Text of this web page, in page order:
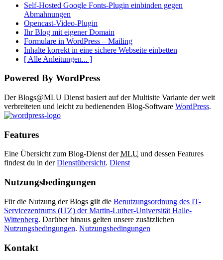
Self-Hosted Google Fonts-Plugin einbinden gegen
Abmahnungen
Opencast-Video-Plugin
Ihr Blog mit eigener Domain
Formulare in WordPress – Mailing
Inhalte korrekt in eine sichere Webseite einbetten
[ Alle Anleitungen... ]
Powered By WordPress
Der Blogs@MLU Dienst basiert auf der Multisite Variante der weit
verbreiteten und leicht zu bedienenden Blog-Software WordPress.
Features
Eine Übersicht zum Blog-Dienst derMLU und dessen Features
findest du in derDienstübersicht. Dienst
Nutzungsbedingungen
Für die Nutzung der Blogs gilt die Benutzungsordnung des IT-
Servicezentrums (ITZ) der Martin-Luther-Universität Halle-
Wittenberg. Darüber hinaus gelten unsere zusätzlichen
Nutzungsbedingungen. Nutzungsbedingungen
Kontakt